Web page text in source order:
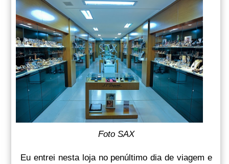
Foto SAX
Eu entrei nesta loja no penúltimo dia de viagem e